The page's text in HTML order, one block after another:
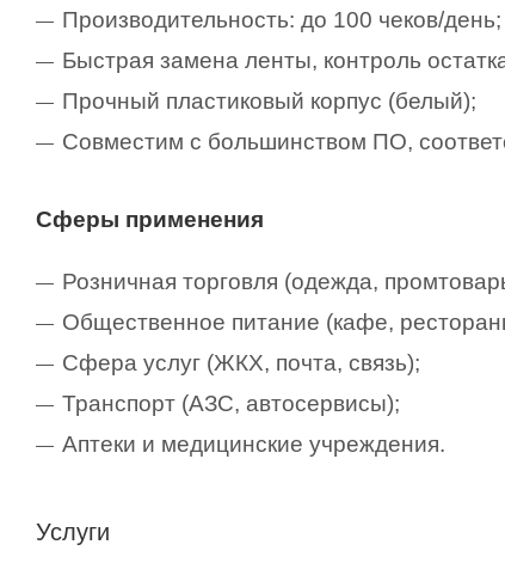
Производительность: до 100 чеков/день;
Быстрая замена ленты, контроль
Прочный пластиковый корпус (белый);
Совместим с большинством ПО,
Сферы применения
Розничная торговля (одежда,
Общественное питание (кафе,
Сфера услуг (ЖКХ, почта, связь);
Транспорт (АЗС, автосервисы);
Аптеки и медицинские учреждения.
Услуги